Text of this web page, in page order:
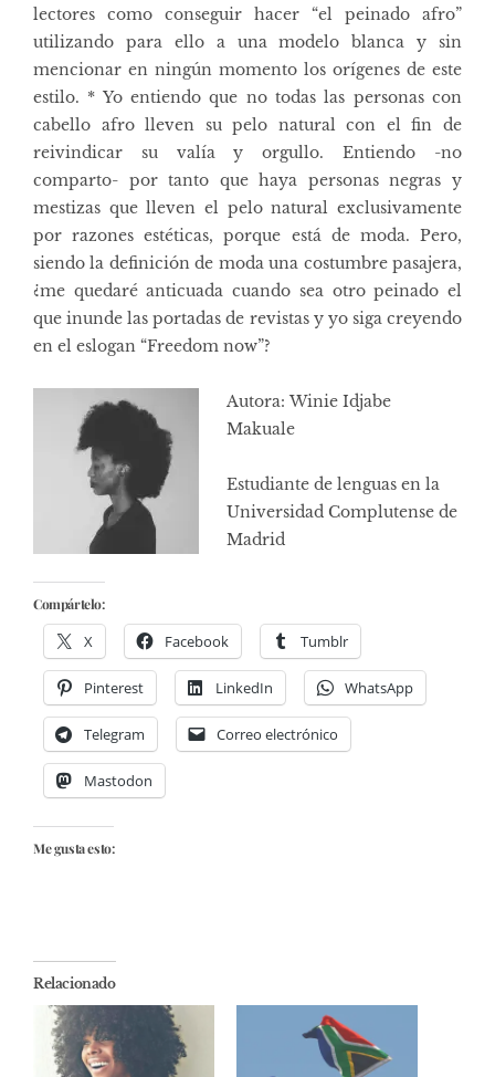
lectores como conseguir hacer “el peinado afro”
utilizando para ello a una modelo blanca y sin
mencionar en ningún momento los orígenes de este
estilo. * Yo entiendo que no todas las personas con
cabello afro lleven su pelo natural con el fin de
reivindicar su valía y orgullo. Entiendo -no
comparto- por tanto que haya personas negras y
mestizas que lleven el pelo natural exclusivamente
por razones estéticas, porque está de moda. Pero,
siendo la definición de moda una costumbre pasajera,
¿me quedaré anticuada cuando sea otro peinado el
que inunde las portadas de revistas y yo siga creyendo
en el eslogan “Freedom now”?
Autora: Winie Idjabe
Makuale
Estudiante de lenguas en la
Universidad Complutense de
Madrid
Compártelo:
X Facebook Tumblr
Pinterest LinkedIn WhatsApp
Telegram Correo electrónico
Mastodon
Me gusta esto:
Relacionado